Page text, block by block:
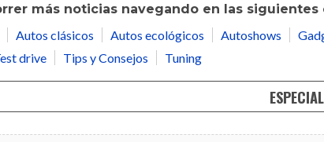
más noticias navegando en las siguientes
Autos clásicos Autos ecológicos Autoshows
drive Tips y Consejos Tuning